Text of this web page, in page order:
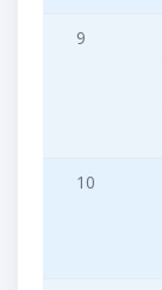
9
10